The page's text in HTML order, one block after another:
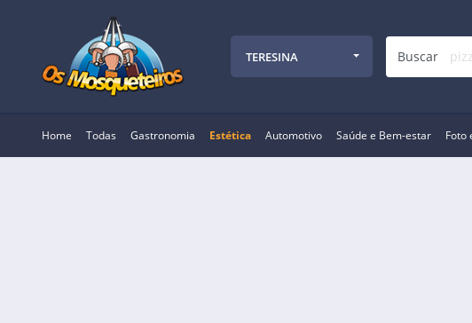
TERESINA Buscar
Home Todas Gastronomia Estética Automotivo Saúde e Bem-estar Foto